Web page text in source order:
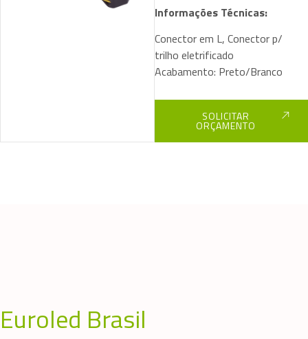
Informações Técnicas:
Conector em L, Conector p/
trilho eletrificado
Acabamento: Preto/Branco
SOLICITAR
ORÇAMENTO
Euroled Brasil